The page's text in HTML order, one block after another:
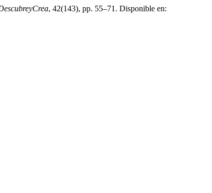
, 42(143), pp. 55–71. Disponible en: